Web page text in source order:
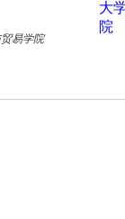
易学院